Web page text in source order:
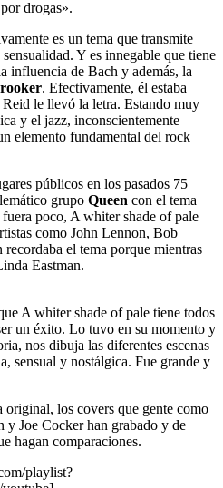
drogas».
es un tema que transmite
Y es innegable que tiene
influencia de Bach y además, la
. Efectivamente, él estaba
le llevó la letra. Estando muy
y el jazz, inconscientemente
elemento fundamental del rock
públicos en los pasados 75
grupo Queen con el tema
poco, A whiter shade of pale
como John Lennon, Bob
el tema porque mientras
Eastman.
A whiter shade of pale tiene todos
un éxito. Lo tuvo en su momento y
nos dibuja las diferentes escenas
sensual y nostálgica. Fue grande y
los covers que gente como
Joe Cocker han grabado y de
hagan comparaciones.
playlist?